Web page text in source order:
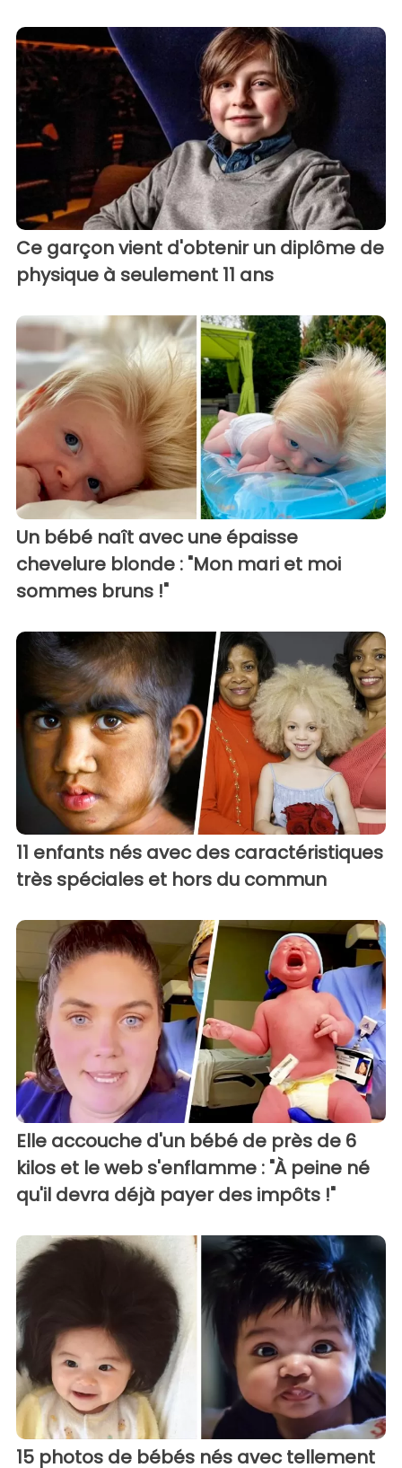
Ce garçon vient d'obtenir un diplôme de
physique à seulement 11 ans
Un bébé naît avec une épaisse
chevelure blonde : "Mon mari et moi
sommes bruns !"
11 enfants nés avec des caractéristiques
très spéciales et hors du commun
Elle accouche d'un bébé de près de 6
kilos et le web s'enflamme : "À peine né
qu'il devra déjà payer des impôts !"
15 photos de bébés nés avec tellement